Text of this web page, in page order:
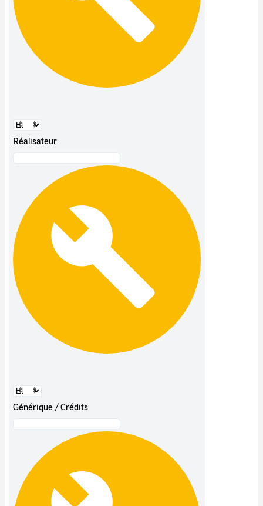
Réalisateur
Générique / Crédits